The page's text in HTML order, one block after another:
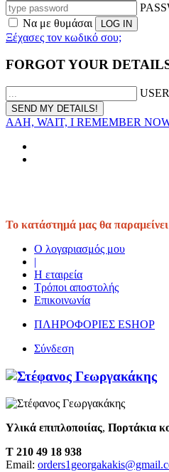
Να με θυμάσαι
Ξέχασες τον κωδικό σου;
FORGOT YOUR
AAH, WAIT, I REMEMBER
Το κατάστημά μας θα
Ο λογαριασμός μου
|
Η εταιρεία
Τρόποι αποστολής
Επικοινωνία
ΠΛΗΡΟΦΟΡΙΕΣ ESHOP
Σύνδεση
Υλικά επιπλοποιίας, Πορτάκια
T 210 49 18 938
Email: